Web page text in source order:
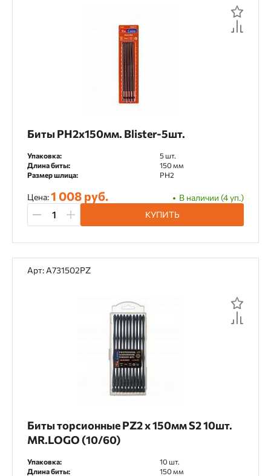
Биты PH2x150мм. Blister-5шт.
Упаковка:
5 шт.
Длина биты:
150 мм
Размер шлица:
PH2
Цена:1 008 руб.
В наличии (4 уп.)
КУПИТЬ
Арт: A731502PZ
Биты торсионные PZ2 х 150мм S2 10шт.
MR.LOGO (10/60)
Упаковка:
10 шт.
Длина биты:
150 мм